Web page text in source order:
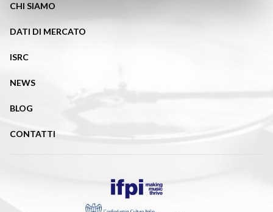
CHI SIAMO
DATI DI MERCATO
ISRC
NEWS
BLOG
CONTATTI